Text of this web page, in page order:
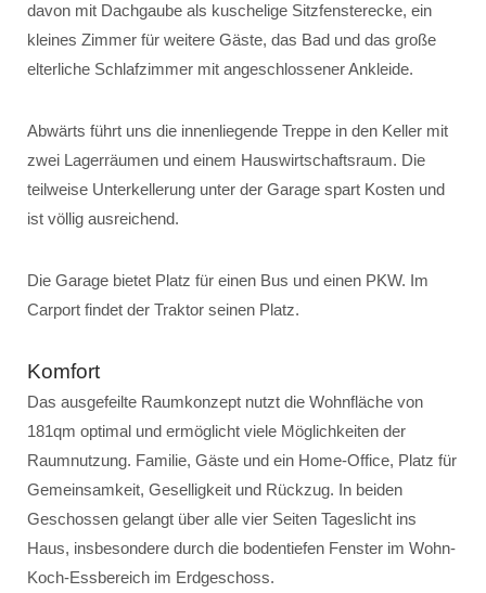
davon mit Dachgaube als kuschelige Sitzfensterecke, ein
kleines Zimmer für weitere Gäste, das Bad und das große
elterliche Schlafzimmer mit angeschlossener Ankleide.
Abwärts führt uns die innenliegende Treppe in den Keller mit
zwei Lagerräumen und einem Hauswirtschaftsraum. Die
teilweise Unterkellerung unter der Garage spart Kosten und
ist völlig ausreichend.
Die Garage bietet Platz für einen Bus und einen PKW. Im
Carport findet der Traktor seinen Platz.
Komfort
Das ausgefeilte Raumkonzept nutzt die Wohnfläche von
181qm optimal und ermöglicht viele Möglichkeiten der
Raumnutzung. Familie, Gäste und ein Home-Office, Platz für
Gemeinsamkeit, Geselligkeit und Rückzug. In beiden
Geschossen gelangt über alle vier Seiten Tageslicht ins
Haus, insbesondere durch die bodentiefen Fenster im Wohn-
Koch-Essbereich im Erdgeschoss.